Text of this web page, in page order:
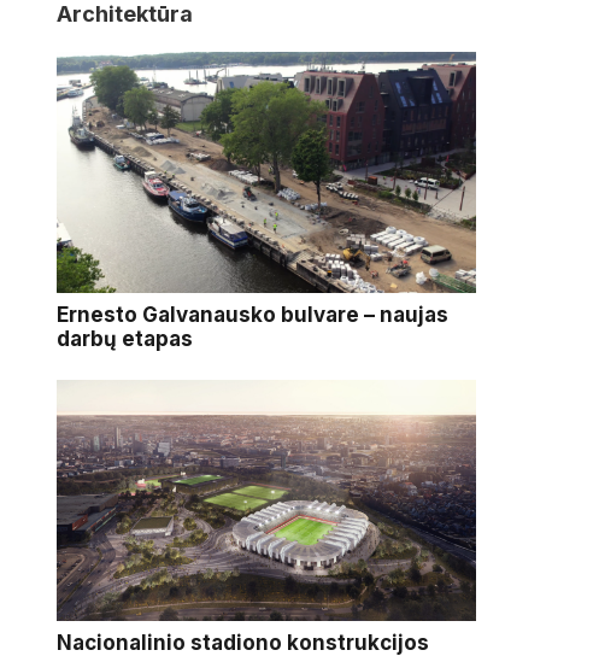
Architektūra
Ernesto Galvanausko bulvare – naujas
darbų etapas
Nacionalinio stadiono konstrukcijos